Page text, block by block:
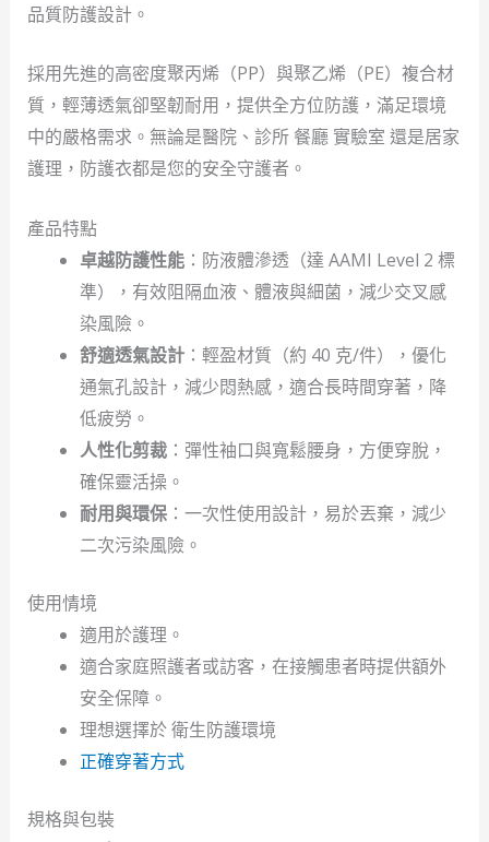
品質防護設計。
採用先進的高密度聚丙烯（PP）與聚乙烯（PE）複合材
質，輕薄透氣卻堅韌耐用，提供全方位防護，滿足環境
中的嚴格需求。無論是醫院、診所 餐廳 實驗室 還是居家
護理，防護衣都是您的安全守護者。
產品特點
卓越防護性能：防液體滲透（達 AAMI Level 2 標
準），有效阻隔血液、體液與細菌，減少交叉感
染風險。
舒適透氣設計：輕盈材質（約 40 克/件），優化
通氣孔設計，減少悶熱感，適合長時間穿著，降
低疲勞。
人性化剪裁：彈性袖口與寬鬆腰身，方便穿脫，
確保靈活操。
耐用與環保：一次性使用設計，易於丟棄，減少
二次污染風險。
使用情境
適用於護理。
適合家庭照護者或訪客，在接觸患者時提供額外
安全保障。
理想選擇於 衛生防護環境
正確穿著方式
規格與包裝